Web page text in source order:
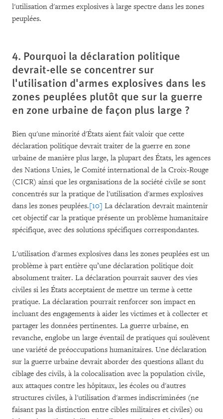
l'utilisation d'armes explosives à large spectre dans les zones
peuplées.
4. Pourquoi la déclaration politique
devrait-elle se concentrer sur
l'utilisation d'armes explosives dans les
zones peuplées plutôt que sur la guerre
en zone urbaine de façon plus large ?
Bien qu'une minorité d'États aient fait valoir que cette
déclaration politique devrait traiter de la guerre en zone
urbaine de manière plus large, la plupart des États, les agences
des Nations Unies, le Comité international de la Croix-Rouge
(CICR) ainsi que les organisations de la société civile se sont
concentrés sur la pratique de l'utilisation d'armes explosives
dans les zones peuplées.[10] La déclaration devrait maintenir
cet objectif car la pratique présente un problème humanitaire
spécifique, avec des solutions spécifiques correspondantes.
L'utilisation d'armes explosives dans les zones peuplées est un
problème à part entière qu’une déclaration politique doit
absolument traiter. La déclaration pourrait sauver des vies
civiles si les États acceptaient de mettre un terme à cette
pratique. La déclaration pourrait renforcer son impact en
incluant des engagements à aider les victimes et à collecter et
partager les données pertinentes. La guerre urbaine, en
revanche, englobe un large éventail de pratiques qui soulèvent
une variété de préoccupations humanitaires. Une déclaration
sur la guerre urbaine devrait aborder des questions allant du
ciblage des civils, à la colocalisation avec la population civile,
aux attaques contre les hôpitaux, les écoles ou d'autres
structures civiles, à l'utilisation d'armes indiscriminées (ne
faisant pas la distinction entre cibles militaires et civiles) ou